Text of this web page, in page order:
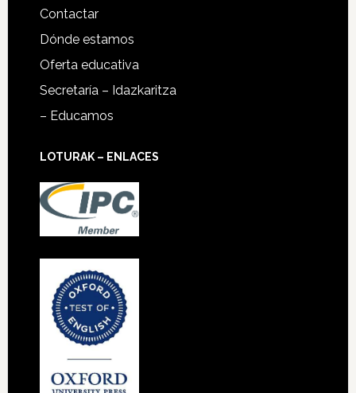
Contactar
Dónde estamos
Oferta educativa
Secretaría – Idazkaritza
– Educamos
LOTURAK – ENLACES